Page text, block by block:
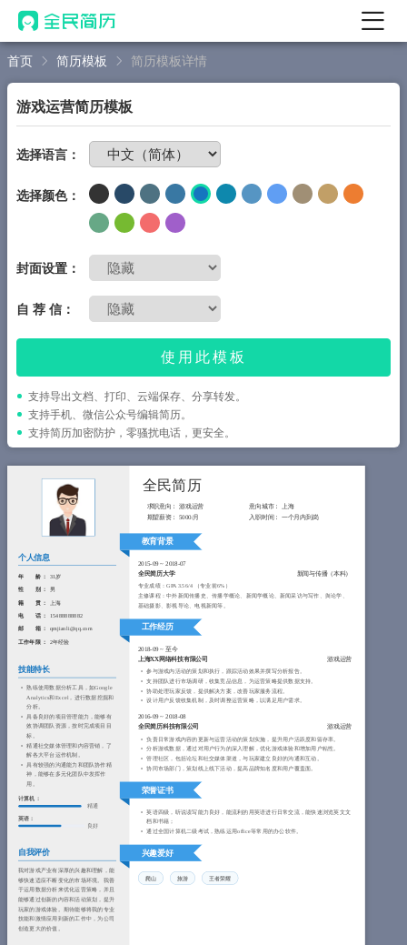
首页
AI 简历工具
AI 优化简历
AI 翻译简历
AI 诊断简历
AI 模拟面试
面试自我介绍
简历教程
登录 / 注册
首页 简历模板 简历模板详情
游戏运营简历模板
选择语言：
选择颜色：
封面设置：
自 荐 信：
使用此模板
支持导出文档、打印、云端保存、分享转发。
支持手机、微信公众号编辑简历。
支持简历加密防护，零骚扰电话，更安全。
个人信息
年 龄 ：
31岁
性 别 ：
男
籍 贯 ：
上海
电 话 ： 15488888882
邮 箱 ：
qmjianli@qq.com
工作年限 ：
2年经验
技能特长
熟练使用数据分析工具，如Google
Analytics和Excel，进行数据挖掘和
分析。
具备良好的项目管理能力，能够有
效协调团队资源，按时完成项目目
标。
精通社交媒体管理和内容营销，了
解各大平台运作机制。
具有较强的沟通能力和团队协作精
神，能够在多元化团队中发挥作
用。
计算机：
精通
英语：
良好
自我评价
我对游戏产业有深厚的兴趣和理解，能
够快速适应不断变化的市场环境。我善
于运用数据分析来优化运营策略，并且
能够通过创新的内容和活动策划，提升
玩家的游戏体验。期待能够将我的专业
技能和激情应用到新的工作中，为公司
创造更大的价值。
全民简历
求职意向：游戏运营 意向城市： 上海
期望薪资：5000/月 入职时间： 一个月内到岗
教育背景
2015-09~ 2018-07
全民简历大学
新闻与传播（本科）
专业成绩：GPA 3.56/4 （专业前6%）
主修课程：中外新闻传播史、传播学概论、新闻学概论、新闻采访与写作、舆论学、
基础摄影、影视导论、电视新闻等。
工作经历
2018-09~ 至今
上海XX网络科技有限公司 游戏运营
参与游戏内活动的策划和执行，跟踪活动效果并撰写分析报告。
支持团队进行市场调研，收集竞品信息，为运营策略提供数据支持。
协助处理玩家反馈，提供解决方案，改善玩家服务流程。
设计用户反馈收集机制，及时调整运营策略，以满足用户需求。
2016-09~ 2018-08
全民简历科技有限公司
游戏运营
负责日常游戏内容的更新与运营活动的策划实施，提升用户活跃度和留存率。
分析游戏数据，通过对用户行为的深入理解，优化游戏体验和增加用户粘性。
管理社区，包括论坛和社交媒体渠道，与玩家建立良好的沟通和互动。
协同市场部门，策划线上线下活动，提高品牌知名度和用户覆盖面。
荣誉证书
英语四级，听说读写能力良好，能流利的用英语进行日常交流，能快速浏览英文文
档和书籍；
通过全国计算机二级考试，熟练运用office等常用的办公软件。
兴趣爱好
爬山 旅游 王者荣耀